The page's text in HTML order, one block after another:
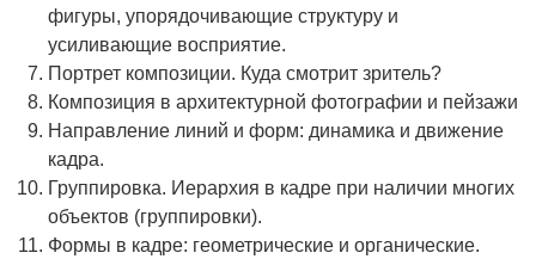
фигуры, упорядочивающие структуру и
усиливающие восприятие.
Портрет композиции. Куда смотрит зритель?
Композиция в архитектурной фотографии и пейзажи
Направление линий и форм: динамика и движение
кадра.
Группировка. Иерархия в кадре при наличии многих
объектов (группировки).
Формы в кадре: геометрические и органические.